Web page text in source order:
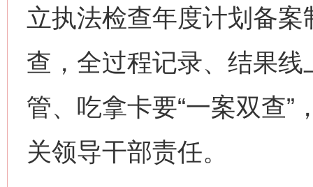
立执法检查年度计划备案
查，全过程记录、结果
管、吃拿卡要“一案双查
关领导干部责任。